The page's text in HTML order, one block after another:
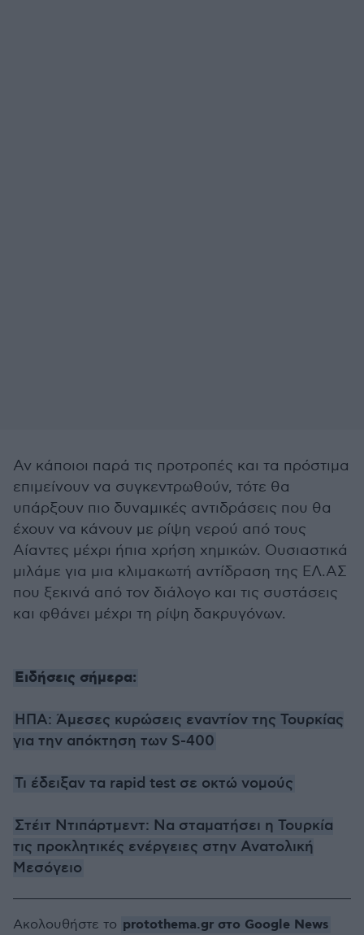
Αν κάποιοι παρά τις προτροπές και τα πρόστιμα
επιμείνουν να συγκεντρωθούν, τότε θα
υπάρξουν πιο δυναμικές αντιδράσεις που θα
έχουν να κάνουν με ρίψη νερού από τους
Αίαντες μέχρι ήπια χρήση χημικών. Ουσιαστικά
μιλάμε για μια κλιμακωτή αντίδραση της ΕΛ.ΑΣ
που ξεκινά από τον διάλογο και τις συστάσεις
και φθάνει μέχρι τη ρίψη δακρυγόνων.
Ειδήσεις σήμερα:
ΗΠΑ: Άμεσες κυρώσεις εναντίον της Τουρκίας
για την απόκτηση των S-400
Τι έδειξαν τα rapid test σε οκτώ νομούς
Στέιτ Ντιπάρτμεντ: Να σταματήσει η Τουρκία
τις προκλητικές ενέργειες στην Ανατολική
Μεσόγειο
Ακολουθήστε το protothema.gr στο Google News